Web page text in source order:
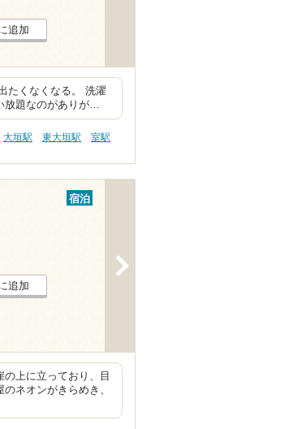
追加
たくなくなる。 洗濯
放題なのがありが…
大垣駅 東大垣駅
室駅
宿泊
追加
の上に立っており、目
ネオンがきらめき、